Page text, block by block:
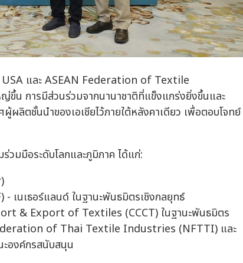
USA และ ASEAN Federation of Textile
น การมีส่วนร่วมจากนานาชาติที่แข็งแกร่งยิ่งขึ้นและ
ผลิตชั้นนำของเอเชียไว้ภายใต้หลังคาเดียว เพื่อตอบโจทย์
วมมือระดับโลกและภูมิภาค ได้แก่:
เธอร์แลนด์ ในฐานะพันธมิตรเชิงกลยุทธ์
& Export of Textiles (CCCT) ในฐานะพันธมิตร
of Thai Textile Industries (NFTTI) และ
องค์กรสนับสนุน